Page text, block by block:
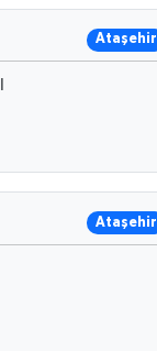
Ataşehir
Ataşehir